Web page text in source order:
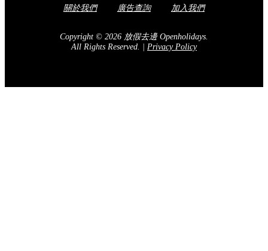
關於我們 廣告查詢 加入我們
Copyright © 2026 放假去邊 Openholidays.
All Rights Reserved.
Privacy Policy